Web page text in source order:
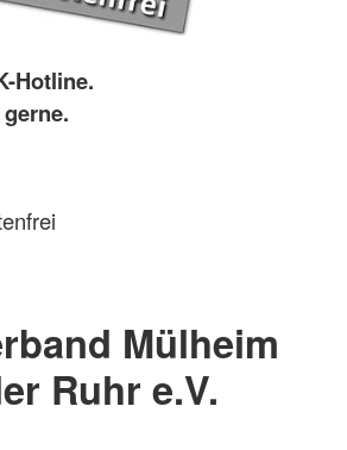
Hotline.
Mülheim
Ruhr e.V.